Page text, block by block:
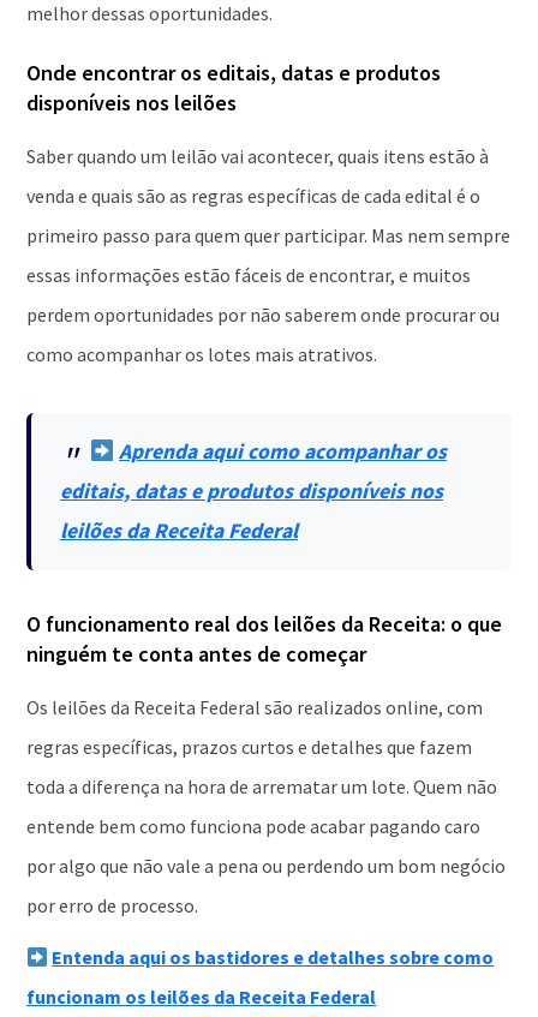
melhor dessas oportunidades.
Onde encontrar os editais, datas e produtos
disponíveis nos leilões
Saber quando um leilão vai acontecer, quais itens estão à
venda e quais são as regras específicas de cada edital é o
primeiro passo para quem quer participar. Mas nem sempre
essas informações estão fáceis de encontrar, e muitos
perdem oportunidades por não saberem onde procurar ou
como acompanhar os lotes mais atrativos.
Aprenda aqui como acompanhar os
editais, datas e produtos disponíveis nos
leilões da Receita Federal
O funcionamento real dos leilões da Receita: o que
ninguém te conta antes de começar
Os leilões da Receita Federal são realizados online, com
regras específicas, prazos curtos e detalhes que fazem
toda a diferença na hora de arrematar um lote. Quem não
entende bem como funciona pode acabar pagando caro
por algo que não vale a pena ou perdendo um bom negócio
por erro de processo.
Entenda aqui os bastidores e detalhes sobre como
funcionam os leilões da Receita Federal